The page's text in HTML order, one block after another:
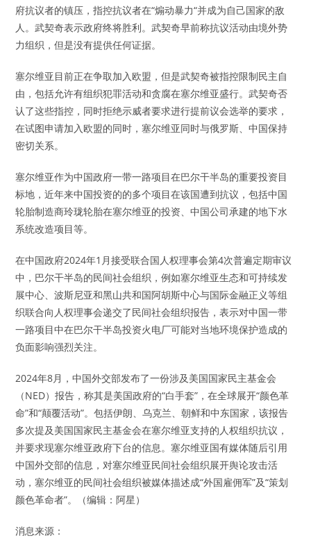
府抗议者的镇压，指控抗议者在“煽动暴力“并成为自己国家的敌
人。武契奇表示政府终将胜利。武契奇早前称抗议活动由境外势
力组织，但是没有提供任何证据。
塞尔维亚目前正在争取加入欧盟，但是武契奇被指控限制民主自
由，包括允许有组织犯罪活动和贪腐在塞尔维亚盛行。武契奇否
认了这些指控，同时拒绝示威者要求进行提前议会选举的要求，
在试图申请加入欧盟的同时，塞尔维亚同时与俄罗斯、中国保持
密切关系。
塞尔维亚作为中国政府一带一路项目在巴尔干半岛的重要投资目
标地，近年来中国投资的的多个项目在该国遭到抗议，包括中国
轮胎制造商玲珑轮胎在塞尔维亚的投资、中国公司承建的地下水
系统改造项目等。
在中国政府2024年1月接受联合国人权理事会第4次普遍定期审议
中，巴尔干半岛的民间社会组织，例如塞尔维亚生态和可持续发
展中心、波斯尼亚和黑山共和国阿胡斯中心与国际金融正义等组
织联合向人权理事会递交了民间社会组织报告，表示对中国一带
一路项目中在巴尔干半岛投资火电厂可能对当地环境保护造成的
负面影响强烈关注。
2024年8月，中国外交部发布了一份涉及美国国家民主基金会
（NED）报告，称其是美国政府的“白手套”，在全球展开“颜色革
命”和“颠覆活动”。包括伊朗、乌克兰、朝鲜和中东国家，该报告
多次提及美国国家民主基金会在塞尔维亚支持的人权组织抗议，
并要求现塞尔维亚政府下台的信息。塞尔维亚国有媒体随后引用
中国外交部的信息，对塞尔维亚民间社会组织展开舆论攻击活
动，塞尔维亚的民间社会组织被媒体描述成“外国雇佣军”及“策划
颜色革命者”。（编辑：阿星）
消息来源：